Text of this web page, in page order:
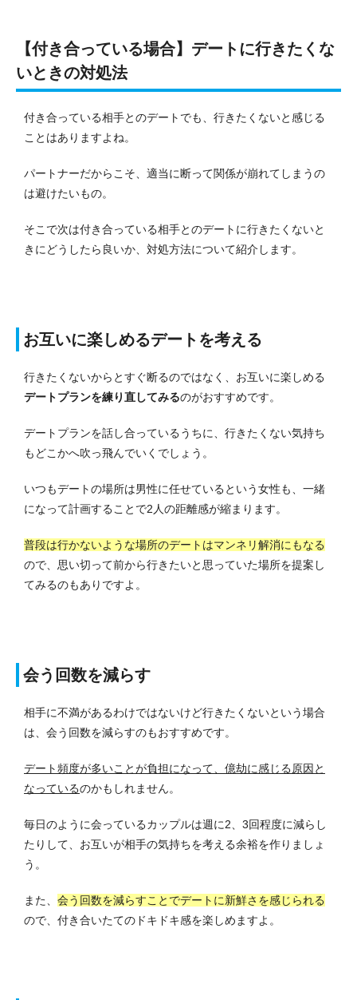
【付き合っている場合】デートに行きたくな
いときの対処法
付き合っている相手とのデートでも、行きたくないと感じる
ことはありますよね。
パートナーだからこそ、適当に断って関係が崩れてしまうの
は避けたいもの。
そこで次は付き合っている相手とのデートに行きたくないと
きにどうしたら良いか、対処方法について紹介します。
お互いに楽しめるデートを考える
行きたくないからとすぐ断るのではなく、お互いに楽しめる
デートプランを練り直してみるのがおすすめです。
デートプランを話し合っているうちに、行きたくない気持ち
もどこかへ吹っ飛んでいくでしょう。
いつもデートの場所は男性に任せているという女性も、一緒
になって計画することで2人の距離感が縮まります。
普段は行かないような場所のデートはマンネリ解消にもなる
ので、思い切って前から行きたいと思っていた場所を提案し
てみるのもありですよ。
会う回数を減らす
相手に不満があるわけではないけど行きたくないという場合
は、会う回数を減らすのもおすすめです。
デート頻度が多いことが負担になって、億劫に感じる原因と
なっているのかもしれません。
毎日のように会っているカップルは週に2、3回程度に減らし
たりして、お互いが相手の気持ちを考える余裕を作りましょ
う。
また、 会う回数を減らすことでデートに新鮮さを感じられる
ので、付き合いたてのドキドキ感を楽しめますよ。